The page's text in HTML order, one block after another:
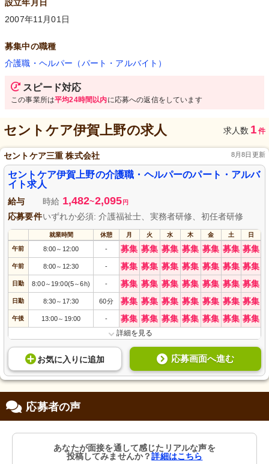
設立年月日
2007年11月01日
募集中の職種
介護職・ヘルパー（パート・アルバイト）
スピード対応
この事業所は平均24時間以内に応募への返信をしています
セントケア伊賀上野の求人 求人数 1 件
セントケア三重 株式会社 8月8日更新
セントケア伊賀上野の介護職・ヘルパーのパート・アルバ
イト求人
給与 時給 1,482~2,095 円
応募要件いずれか必須: 介護福祉士、実務者研修、初任者研修
就業時間 休憩 月 火 水 木 金 土 日
午前 8:00～ 12:00 - 募集 募集 募集 募集 募集 募集 募集
午前 8:00～ 12:30 - 募集 募集 募集 募集 募集 募集 募集
日勤 8:00～ 19:00(5～6h) - 募集 募集 募集 募集 募集 募集 募集
日勤 8:30～ 17:30 60分 募集 募集 募集 募集 募集 募集 募集
午後 13:00～ 19:00 - 募集 募集 募集 募集 募集 募集 募集
詳細を見る
お気に入り に追加 応募画面へ進む
応募者の声
あなたが面接を通して感じたリアルな声を
投稿してみませんか？詳細はこちら